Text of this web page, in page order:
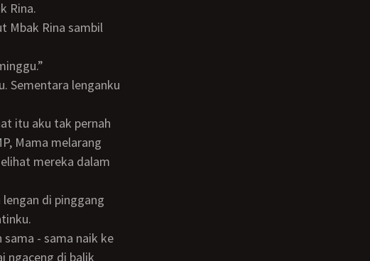
Rina.
Mama melarang
mereka dalam
ngaceng di balik